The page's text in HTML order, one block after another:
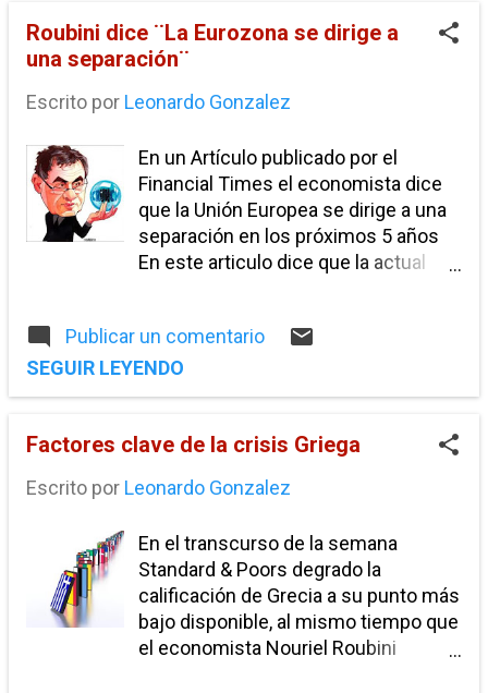
ingresos
mercado interno
pobreza
politica energetica
política monetaria
presupuesto de los estados
quantitative easing
reforma financiera
renegociacion
renegociacion tratado de libre comercio
reparto agrario
revolucion mexicana
salarios
sector hipotecario
sistema economico
situación económica
subempleo
sueldo promedio de los mexicanos
tasas de desempleo estados de mexico
telecomunicaciones
tenencia vehicular
trabajadores indocumentados
otra crisis aun más grave que la que
vivimos en 2008, lo que a mi parecer
es una exageración ya que lo que
momento...
Roubini dice ¨La Eurozona se dirige a
una separación¨
Escrito por Leonardo Gonzalez
En un Artículo publicado por el
Financial Times el economista dice
que la Unión Europea se dirige a una
separación en los próximos 5 años
En este articulo dice que la actual
de la Unión Europea, ya que según
Roubini la Unión Europea nunca
reunió las condiciones optimas para
líderes Europeos creyeron que la
cambio acelerarían la creación de
incrementarían la productividad y el
crecimiento económico de la zona,
por el contrario las diversas tasas de
interés que se implementaron en un
principio generaron políticas fiscales
Publicar un comentario
SEGUIR LEYENDO
Factores clave de la crisis Griega
Escrito por Leonardo Gonzalez
En el transcurso de la semana
Standard & Poors degrado la
calificación de Grecia a su punto más
bajo disponible, al mismo tiempo que
el economista Nouriel Roubini